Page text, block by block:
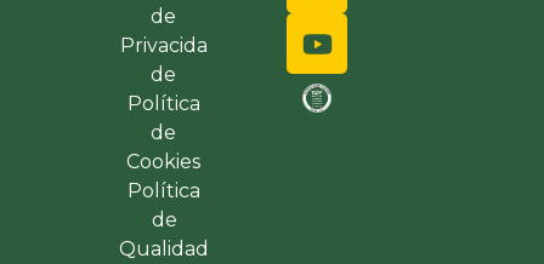
de
Privacida
de
Política
de
Cookies
Política
de
Qualidad